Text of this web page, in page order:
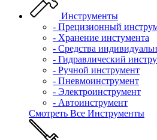
Инструменты
- Прецизионный
- Хранение инстумента
- Средства
- Гидравлический
- Ручной инструмент
- Пневмоинструмент
- Электроинструмент
- Автоинструмент
Смотреть Все Инструменты